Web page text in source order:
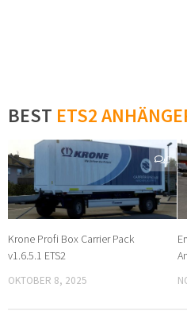
BEST ETS2
0
Krone Profi Box Carrier Pack
v1.6.5.1 ETS2
OKTOBER 8, 2025